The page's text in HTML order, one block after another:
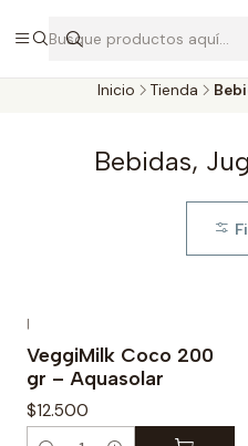
Envíos a todo
Inicio Tienda
Bebidas,
|
VeggiMilk Coco 200
gr – Aquasolar
$12.500